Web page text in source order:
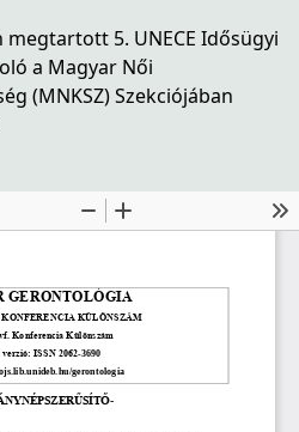
megtartott 5. UNECE Idősügyi
a Magyar Női
(MNKSZ) Szekciójában